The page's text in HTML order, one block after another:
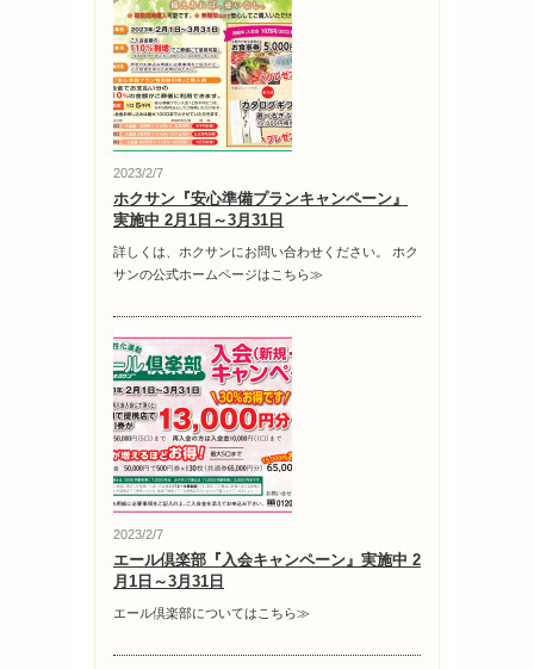
2023/2/7
ホクサン『安心準備プランキャンペーン』
実施中 2月1日～3月31日
詳しくは、ホクサンにお問い合わせください。 ホク
サンの公式ホームページはこちら≫
2023/2/7
エール倶楽部『入会キャンペーン』実施中 2
月1日～3月31日
エール倶楽部についてはこちら≫